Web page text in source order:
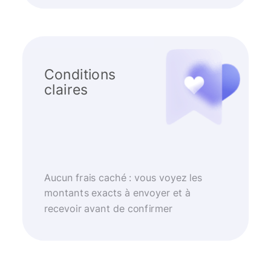
Conditions
claires
Aucun frais caché : vous voyez les
montants exacts à envoyer et à
recevoir avant de confirmer